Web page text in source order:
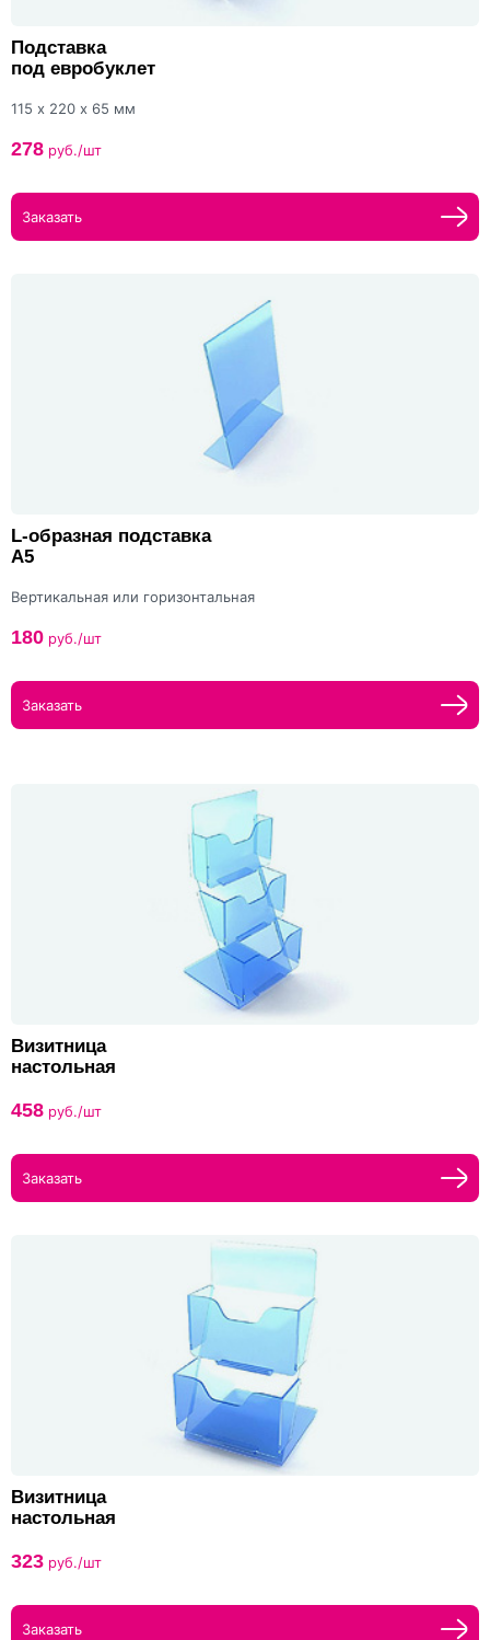
Подставка
под евробуклет
115 х 220 х 65 мм
278 руб./шт
Заказать
L-образная подставка
А5
Вертикальная или горизонтальная
180 руб./шт
Заказать
Визитница
настольная
458 руб./шт
Заказать
Визитница
настольная
323 руб./шт
Заказать